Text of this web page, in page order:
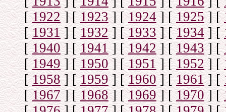
[1922] [1923] [1924] [1925] [
[1931] [1932] [1933] [1934] [
[1940] [1941] [1942] [1943] [
[1949] [1950] [1951 ] [1952] [
[1958] [1959] [1960] [1961] [
[1967] [1968] [1969] [1970] [